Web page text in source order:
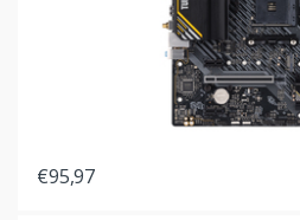
€95,97